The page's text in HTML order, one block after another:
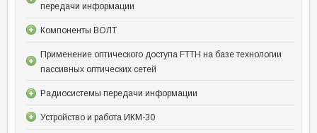
передачи информации
Компоненты ВОЛТ
Применение оптического доступа FTTH на базе технологии
пассивных оптических сетей
Радиосистемы передачи информации
Устройство и работа ИКМ-30